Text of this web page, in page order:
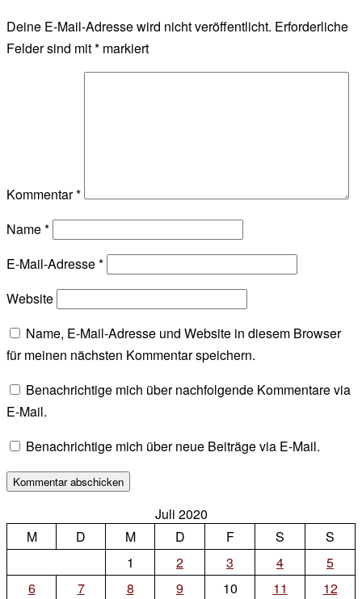
Deine E-Mail-Adresse wird nicht veröffentlicht. Erforderliche
Felder sind mit* markiert
Kommentar*
Name*
E-Mail-Adresse*
Website
Name, E-Mail-Adresse und Website in diesem Browser
für meinen nächsten Kommentar speichern.
Benachrichtige mich über nachfolgende Kommentare via
E-Mail.
Benachrichtige mich über neue Beiträge via E-Mail.
Juli 2020
M
D M D F S
S
1
2 3 4
5
6
7 8 9 10 11
12